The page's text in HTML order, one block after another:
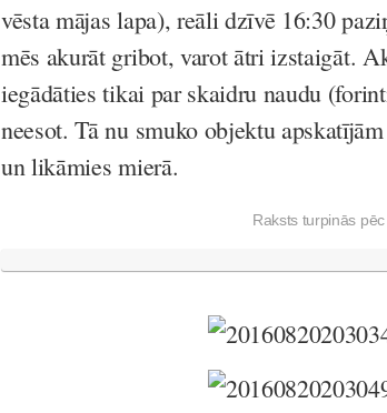
vēsta mājas lapa), reāli dzīvē 16:30
mēs akurāt gribot, varot ātri izstaigāt.
iegādāties tikai par skaidru naudu
neesot. Tā nu smuko objektu
un likāmies mierā.
Raksts turpinās